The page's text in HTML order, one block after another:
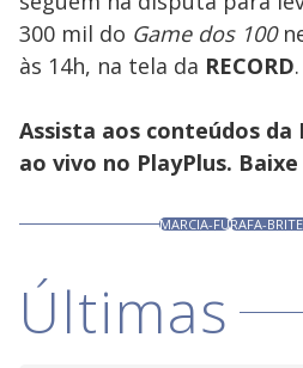
300 mil do Game dos 100
às 14h, na tela da RECORD
Assista aos conteúdos da
ao vivo no PlayPlus.
MARCIA-FURAFA-
Últimas